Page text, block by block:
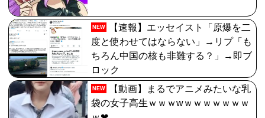
NEW
【速報】エッセイスト「原爆を二
度と使わせてはならない」→リプ「も
ちろん中国の核も非難する？」→即ブ
ロック
NEW
【動画】まるでアニメみたいな乳
袋の女子高生ｗｗｗwｗｗｗｗｗｗｗ